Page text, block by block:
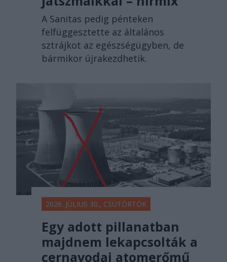
A Sanitas pedig pénteken
felfüggesztette az általános
sztrájkot az egészségügyben, de
bármikor újrakezdhetik.
2026. JÚLIUS 30., CSÜTÖRTÖK
Egy adott pillanatban
majdnem lekapcsolták a
cernavodai atomerőmű